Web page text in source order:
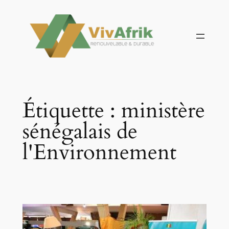
contenu
Étiquette : ministère
sénégalais de
l'Environnement